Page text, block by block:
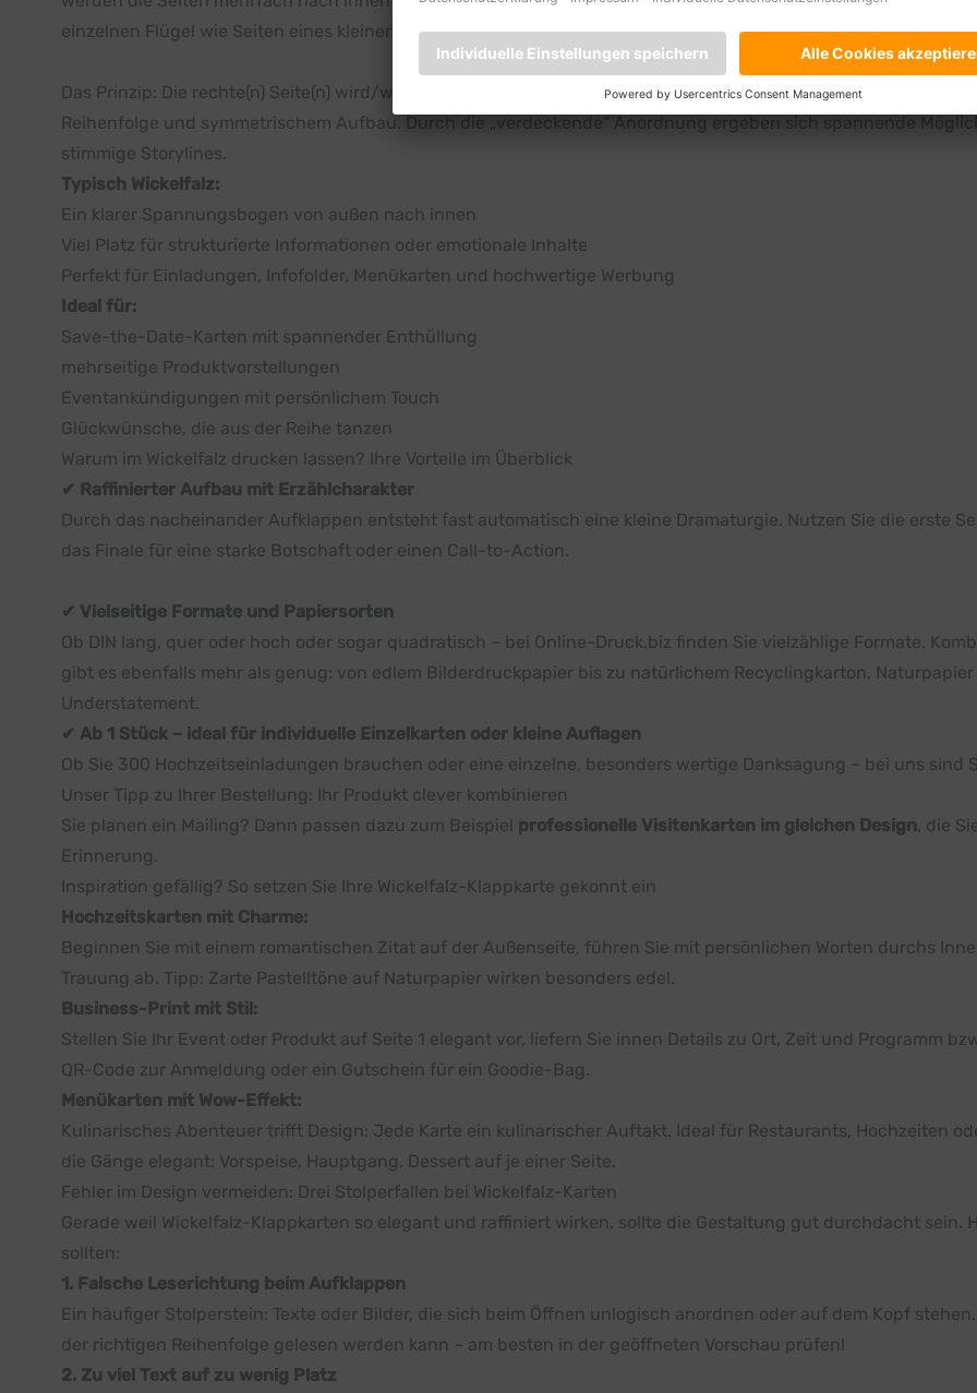
einzelnen Flügel wie Seiten eines kleinen Buches entfalten.
Das Prinzip: Die rechte(n) Seite(n) wird/werden nach innen gefaltet, dann folgt die linke Seite – ähnlich wie
Reihenfolge und symmetrischem Aufbau. Durch die „verdeckende“ Anordnung ergeben sich spannende
stimmige Storylines.
Typisch Wickelfalz:
Ein klarer Spannungsbogen von außen nach innen
Viel Platz für strukturierte Informationen oder emotionale Inhalte
Perfekt für Einladungen, Infofolder, Menükarten und hochwertige Werbung
Ideal für:
Save-the-Date-Karten mit spannender Enthüllung
mehrseitige Produktvorstellungen
Eventankündigungen mit persönlichem Touch
Glückwünsche, die aus der Reihe tanzen
Warum im Wickelfalz drucken lassen? Ihre Vorteile im Überblick
✔ Raffinierter Aufbau mit Erzählcharakter
Durch das nacheinander Aufklappen entsteht fast automatisch eine kleine Dramaturgie. Nutzen Sie die erste
das Finale für eine starke Botschaft oder einen Call-to-Action.
✔ Vielseitige Formate und Papiersorten
Ob DIN lang, quer oder hoch oder sogar quadratisch – bei Online-Druck.biz finden Sie vielzählige Formate.
gibt es ebenfalls mehr als genug: von edlem Bilderdruckpapier bis zu natürlichem Recyclingkarton,
Understatement.
✔ Ab 1 Stück – ideal für individuelle Einzelkarten oder kleine Auflagen
Ob Sie 300 Hochzeitseinladungen brauchen oder eine einzelne, besonders wertige Danksagung – bei uns sind
Unser Tipp zu Ihrer Bestellung: Ihr Produkt clever kombinieren
Sie planen ein Mailing? Dann passen dazu zum Beispiel professionelle Visitenkarten im gleichen Design, die
Erinnerung.
Inspiration gefällig? So setzen Sie Ihre Wickelfalz-Klappkarte gekonnt ein
Hochzeitskarten mit Charme:
Beginnen Sie mit einem romantischen Zitat auf der Außenseite, führen Sie mit persönlichen Worten durchs
Trauung ab. Tipp: Zarte Pastelltöne auf Naturpapier wirken besonders edel.
Business-Print mit Stil:
Stellen Sie Ihr Event oder Produkt auf Seite 1 elegant vor, liefern Sie innen Details zu Ort, Zeit und Programm
QR-Code zur Anmeldung oder ein Gutschein für ein Goodie-Bag.
Menükarten mit Wow-Effekt:
Kulinarisches Abenteuer trifft Design: Jede Karte ein kulinarischer Auftakt. Ideal für Restaurants, Hochzeiten
die Gänge elegant: Vorspeise, Hauptgang, Dessert auf je einer Seite.
Fehler im Design vermeiden: Drei Stolperfallen bei Wickelfalz-Karten
Gerade weil Wickelfalz-Klappkarten so elegant und raffiniert wirken, sollte die Gestaltung gut durchdacht sein.
sollten:
1. Falsche Leserichtung beim Aufklappen
Ein häufiger Stolperstein: Texte oder Bilder, die sich beim Öffnen unlogisch anordnen oder auf dem Kopf
der richtigen Reihenfolge gelesen werden kann – am besten in der geöffneten Vorschau prüfen!
2. Zu viel Text auf zu wenig Platz